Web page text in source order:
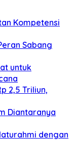
Kompetensi
Sabang
untuk
2,5 Triliun,
Diantaranya
dengan